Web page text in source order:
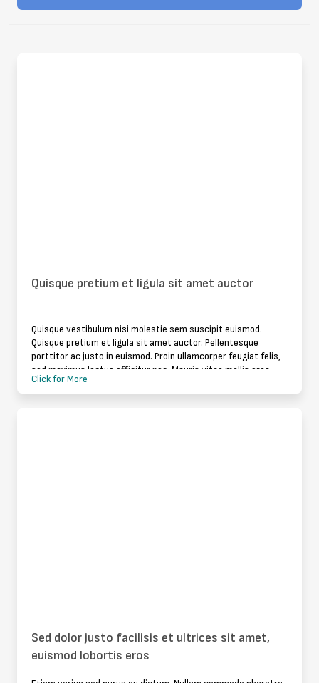
Quisque pretium et ligula sit amet auctor
Quisque vestibulum nisi molestie sem suscipit euismod.
Quisque pretium et ligula sit amet auctor. Pellentesque
porttitor ac justo in euismod. Proin ullamcorper feugiat felis,
sed maximus lectus efficitur nec. Mauris vitae mollis eros.
Sed non ante si
Click for More
Sed dolor justo facilisis et ultrices sit amet,
euismod lobortis eros